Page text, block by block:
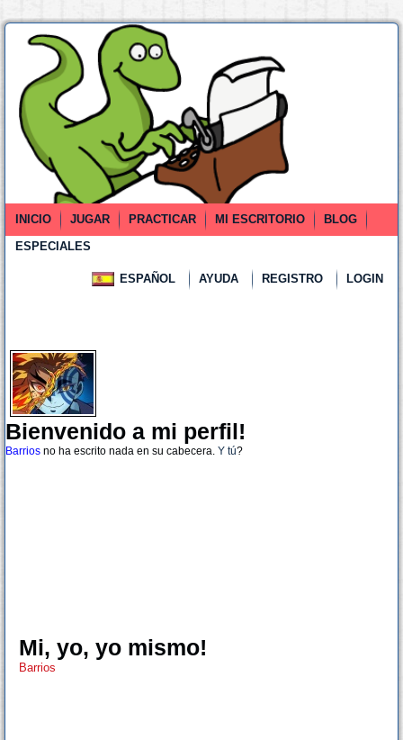
INICIO JUGAR PRACTICAR MI ESCRITORIO
BLOG
ESPECIALES
ESPAÑOL AYUDA REGISTRO LOGIN
Bienvenido a mi perfil!
Barrios no ha escrito nada en su cabecera. Y tú?
Mi, yo, yo mismo!
Barrios